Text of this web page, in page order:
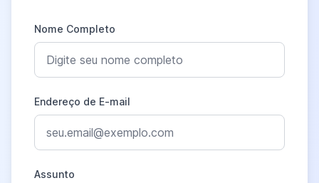
Nome Completo
Endereço de E-mail
Assunto